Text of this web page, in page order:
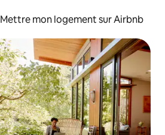
Mettre mon logement sur Airbnb